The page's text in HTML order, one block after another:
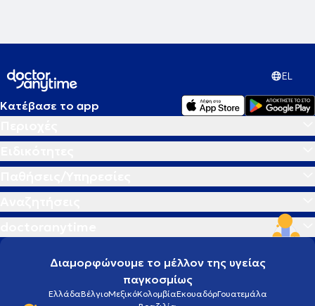
EL
Κατέβασε το app
Διαμορφώνουμε το μέλλον της υγείας
παγκοσμίως
ΕλλάδαΒέλγιοΜεξικόΚολομβίαΕκουαδόρΓουατεμάλα